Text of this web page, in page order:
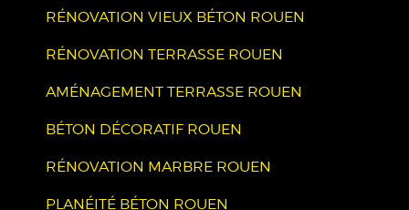
RÉNOVATION VIEUX BÉTON ROUEN
RÉNOVATION TERRASSE ROUEN
AMÉNAGEMENT TERRASSE ROUEN
BÉTON DÉCORATIF ROUEN
RÉNOVATION MARBRE ROUEN
PLANÉITÉ BÉTON ROUEN